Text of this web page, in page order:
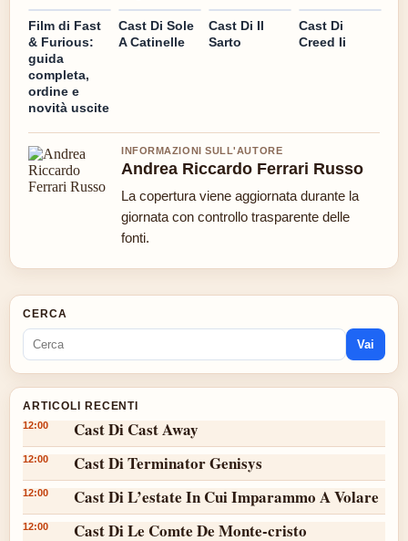
Film di Fast
& Furious:
guida
completa,
ordine e
novità uscite
Cast Di Sole
A Catinelle
Cast Di Il
Sarto
Cast Di
Creed Ii
INFORMAZIONI SULL'AUTORE
Andrea Riccardo Ferrari Russo
La copertura viene aggiornata durante la
giornata con controllo trasparente delle
fonti.
CERCA
Vai
ARTICOLI RECENTI
12:00 Cast Di Cast Away
12:00 Cast Di Terminator Genisys
12:00 Cast Di L’estate In Cui Imparammo A Volare
12:00 Cast Di Le Comte De Monte-cristo